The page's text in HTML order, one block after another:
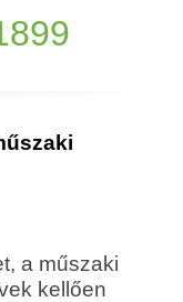
a műszaki
kellően